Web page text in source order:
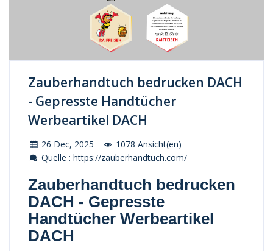
Zauberhandtuch bedrucken DACH
- Gepresste Handtücher
Werbeartikel DACH
26 Dec, 2025
1078 Ansicht(en)
Quelle : https://zauberhandtuch.com/
Zauberhandtuch bedrucken
DACH - Gepresste
Handtücher Werbeartikel
DACH